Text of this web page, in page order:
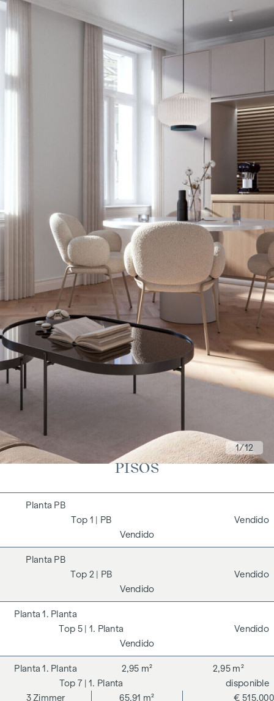
precio de compra más gastos en efectivo y notarización.
Cabe señalar que existe una estrecha relación familiar o
económica entre el agente y el tercero que va a ser
El agente actúa como doble corredor.
Queremos señalar que existe una estrecha relación familiar
o económica entre el intermediario y el tercero a mediar.
El intermediario actúa como doble corredor.
1/12
PISOS
1 | PB
PB
Vendido
Vendido
2 | PB
PB
Vendido
Vendido
5 | 1. Planta
1. Planta
Vendido
Vendido
7 | 1. Planta
1. Planta
3Zimmer 65,91 m²
2,95 m² 2,95 m²
€ 515.000
disponible